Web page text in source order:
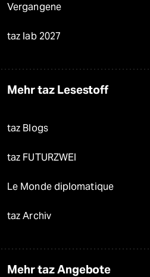
Vergangene
taz lab 2027
Mehr taz Lesestoff
taz Blogs
taz FUTURZWEI
Le Monde diplomatique
taz Archiv
Mehr taz Angebote